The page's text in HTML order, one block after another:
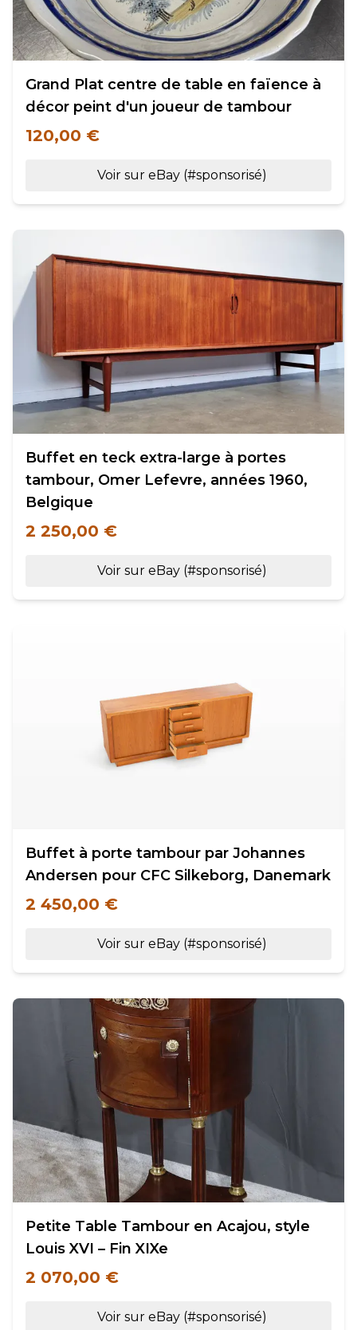
Grand Plat centre de table en faïence à
décor peint d'un joueur de tambour
120,00 €
Voir sur eBay (#sponsorisé)
Buffet en teck extra-large à portes
tambour, Omer Lefevre, années 1960,
Belgique
2 250,00 €
Voir sur eBay (#sponsorisé)
Buffet à porte tambour par Johannes
Andersen pour CFC Silkeborg, Danemark
2 450,00 €
Voir sur eBay (#sponsorisé)
Petite Table Tambour en Acajou, style
Louis XVI – Fin XIXe
2 070,00 €
Voir sur eBay (#sponsorisé)